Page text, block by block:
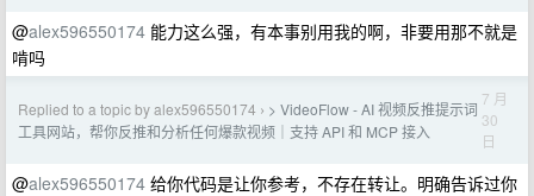
@alex596550174 能力这么强，有本事别用我的啊，非要用那不就是
啃吗
Replied to a topic by alex596550174 › > VideoFlow - AI 视频反推提示词
工具网站，帮你反推和分析任何爆款视频｜支持 API 和 MCP 接入
7 月
30
日
@alex596550174 给你代码是让你参考，不存在转让。明确告诉过你